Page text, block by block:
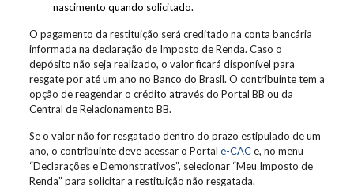
nascimento quando solicitado.
O pagamento da restituição será creditado na conta bancária
informada na declaração de Imposto de Renda. Caso o
depósito não seja realizado, o valor ficará disponível para
resgate por até um ano no Banco do Brasil. O contribuinte tem a
opção de reagendar o crédito através do Portal BB ou da
Central de Relacionamento BB.
Se o valor não for resgatado dentro do prazo estipulado de um
ano, o contribuinte deve acessar o Portal e-CACe, no menu
“Declarações e Demonstrativos”, selecionar “Meu Imposto de
Renda” para solicitar a restituição não resgatada.